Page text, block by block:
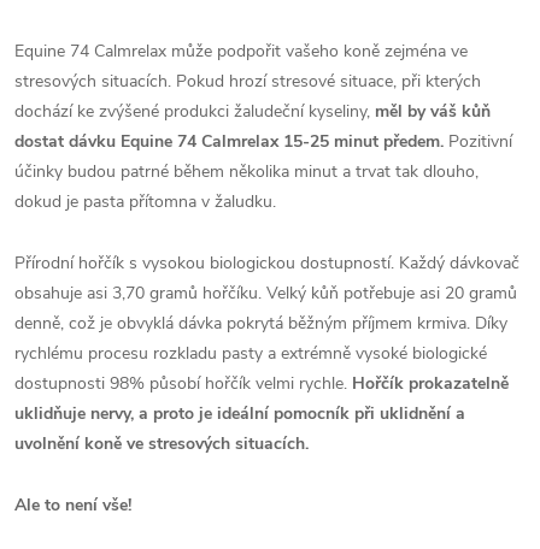
Equine 74 Calmrelax může podpořit vašeho koně zejména ve
stresových situacích. Pokud hrozí stresové situace, při kterých
dochází ke zvýšené produkci žaludeční kyseliny, měl by váš kůň
dostat dávku Equine 74 Calmrelax 15-25 minut předem. Pozitivní
účinky budou patrné během několika minut a trvat tak dlouho,
dokud je pasta přítomna v žaludku.
Přírodní hořčík s vysokou biologickou dostupností. Každý dávkovač
obsahuje asi 3,70 gramů hořčíku. Velký kůň potřebuje asi 20 gramů
denně, což je obvyklá dávka pokrytá běžným příjmem krmiva. Díky
rychlému procesu rozkladu pasty a extrémně vysoké biologické
dostupnosti 98% působí hořčík velmi rychle. Hořčík prokazatelně
uklidňuje nervy, a proto je ideální pomocník při uklidnění a
uvolnění koně ve stresových situacích.
Ale to není vše!